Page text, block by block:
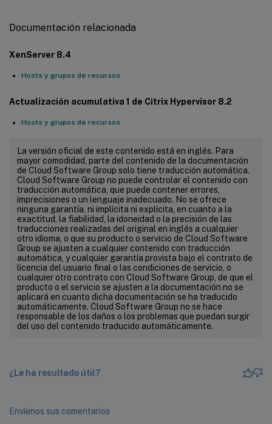
Documentación relacionada
XenServer 8.4
Hosts y grupos de recursos
Actualización acumulativa 1 de Citrix Hypervisor 8.2
Hosts y grupos de recursos
La versión oficial de este contenido está en inglés. Para
mayor comodidad, parte del contenido de la documentación
de Cloud Software Group solo tiene traducción automática.
Cloud Software Group no puede controlar el contenido con
traducción automática, que puede contener errores,
imprecisiones o un lenguaje inadecuado. No se ofrece
ninguna garantía, ni implícita ni explícita, en cuanto a la
exactitud, la fiabilidad, la idoneidad o la precisión de las
traducciones realizadas del original en inglés a cualquier
otro idioma, o que su producto o servicio de Cloud Software
Group se ajusten a cualquier contenido con traducción
automática, y cualquier garantía provista bajo el contrato de
licencia del usuario final o las condiciones de servicio, o
cualquier otro contrato con Cloud Software Group, de que el
producto o el servicio se ajusten a la documentación no se
aplicará en cuanto dicha documentación se ha traducido
automáticamente. Cloud Software Group no se hace
responsable de los daños o los problemas que puedan surgir
del uso del contenido traducido automáticamente.
¿Le ha resultado útil?
Envíenos sus comentarios